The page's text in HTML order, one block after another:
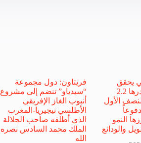
يحقق
أرباحاً تشغيلية قدرها 2.2
الأول
مدفوعاً
النمو
والودائع
فريتاون: دول مجموعة
“سيدياو” تنضم إلى مشروع
أنبوب الغاز الإفريقي
الأطلسي نيجيريا-المغرب
الذي أطلقه صاحب الجلالة
الملك محمد السادس نصره
الله